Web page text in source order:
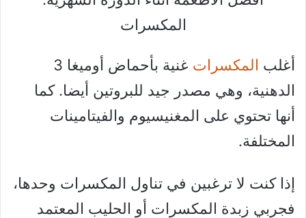
المكسرات
أغلب المكسرات
غنية بأحماض أوميغا 3
الدهنية، وهي مصدر جيد للبروتين أيضا. كما
أنها تحتوي على المغنيسيوم والفيتامينات
المختلفة.
إذا كنت لا ترغبين في تناول المكسرات وحدها،
فجربي زبدة المكسرات أو الحليب المعتمد